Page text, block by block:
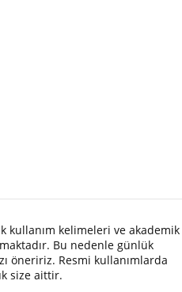
kullanım kelimeleri ve akademik
Bu nedenle günlük
öneririz. Resmi kullanımlarda
size aittir.